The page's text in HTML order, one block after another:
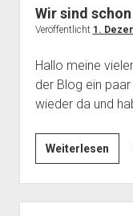
Wir sind
Veröffentlicht 1.
Hallo meine
der Blog ein
wieder da und
WeiterlesenWir
sind